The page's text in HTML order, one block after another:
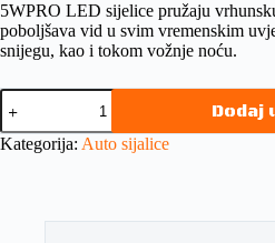
5WPRO LED sijelice pružaju
poboljšava vid u svim vremenskim
snijegu, kao i tokom vožnje noću.
Dodaj
Kategorija: Auto sijalice